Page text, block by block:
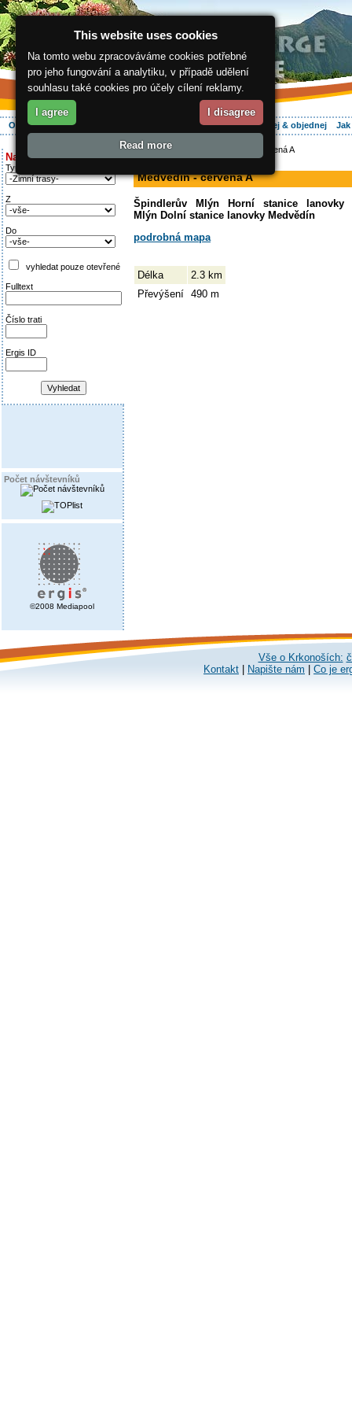
O regionu Aktivně Ubytování Hledej & objednej
Najděte si:
Typ trati
Z
Do
vyhledat pouze otevřené
Fulltext
Číslo trati
Ergis ID
Počet návštevníků
©2008 Mediapool
ergis.cz> > Medvědín - červená A
Medvědín - červená A
Špindlerův Mlýn Horní stanice lanovky
Mlýn Dolní stanice lanovky Medvědín
podrobná mapa
Délka
2.3 km
Převýšení 490 m
Vše o Krkonoších:
Kontakt
Napište nám Co je
This website uses cookies
Na tomto webu zpracováváme cookies potřebné
pro jeho fungování a analytiku, v případě udělení
souhlasu také cookies pro účely cílení reklamy.
I agree I disagree
Read more